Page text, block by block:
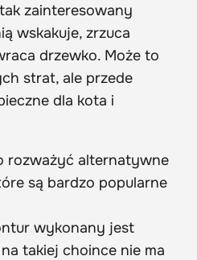
zainteresowany
wskakuje, zrzuca
drzewko. Może to
strat, ale przede
dla kota i
rozważyć alternatywne
są bardzo popularne
wykonany jest
takiej choince nie ma